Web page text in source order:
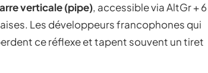
verticale (pipe), accessible via AltGr + 6
Les développeurs francophones qui
ce réflexe et tapent souvent un tiret